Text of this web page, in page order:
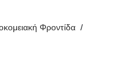
Φροντίδα